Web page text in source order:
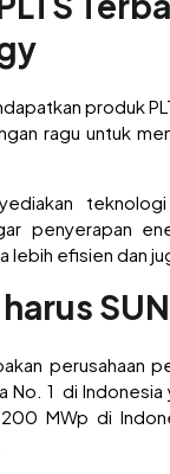
produk
ragu untuk
penyerapan
lebih efisien dan
perusahaan
No. 1 di Indonesia
MWp di